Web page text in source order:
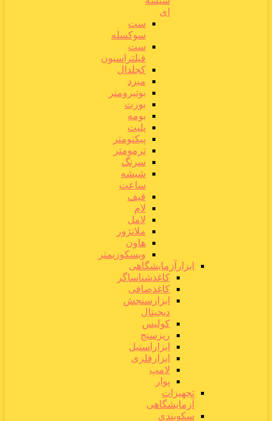
ای
ست
سوکسله
ست
فیلتراسیون
کجلدال
مبرد
بوتیرومتر
بورت
بومه
پلیت
پیکنومتر
ترمومتر
سرنگ
شیشه
ساعت
قیف
لام
لامل
ملانژور
هاون
ویسکوزیمتر
ابزارآزمایشگاهی
کاغذشناساگر
کاغذصافی
ابزارسنجش
دیجیتال
کولیس
ریزسنج
ابزاراستیل
ابزارفلزی
لامپ
پوار
تجهیزات
آزمایشگاهی
سکوبندی